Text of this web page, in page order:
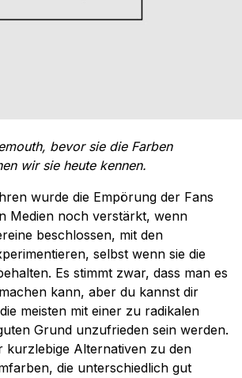
bevor sie die Farben
wir sie heute kennen.
wurde die Empörung der Fans
Medien noch verstärkt, wenn
beschlossen, mit den
selbst wenn sie die
Es stimmt zwar, dass man es
kann, aber du kannst dir
meisten mit einer zu radikalen
Grund unzufrieden sein werden.
kurzlebige Alternativen zu den
die unterschiedlich gut